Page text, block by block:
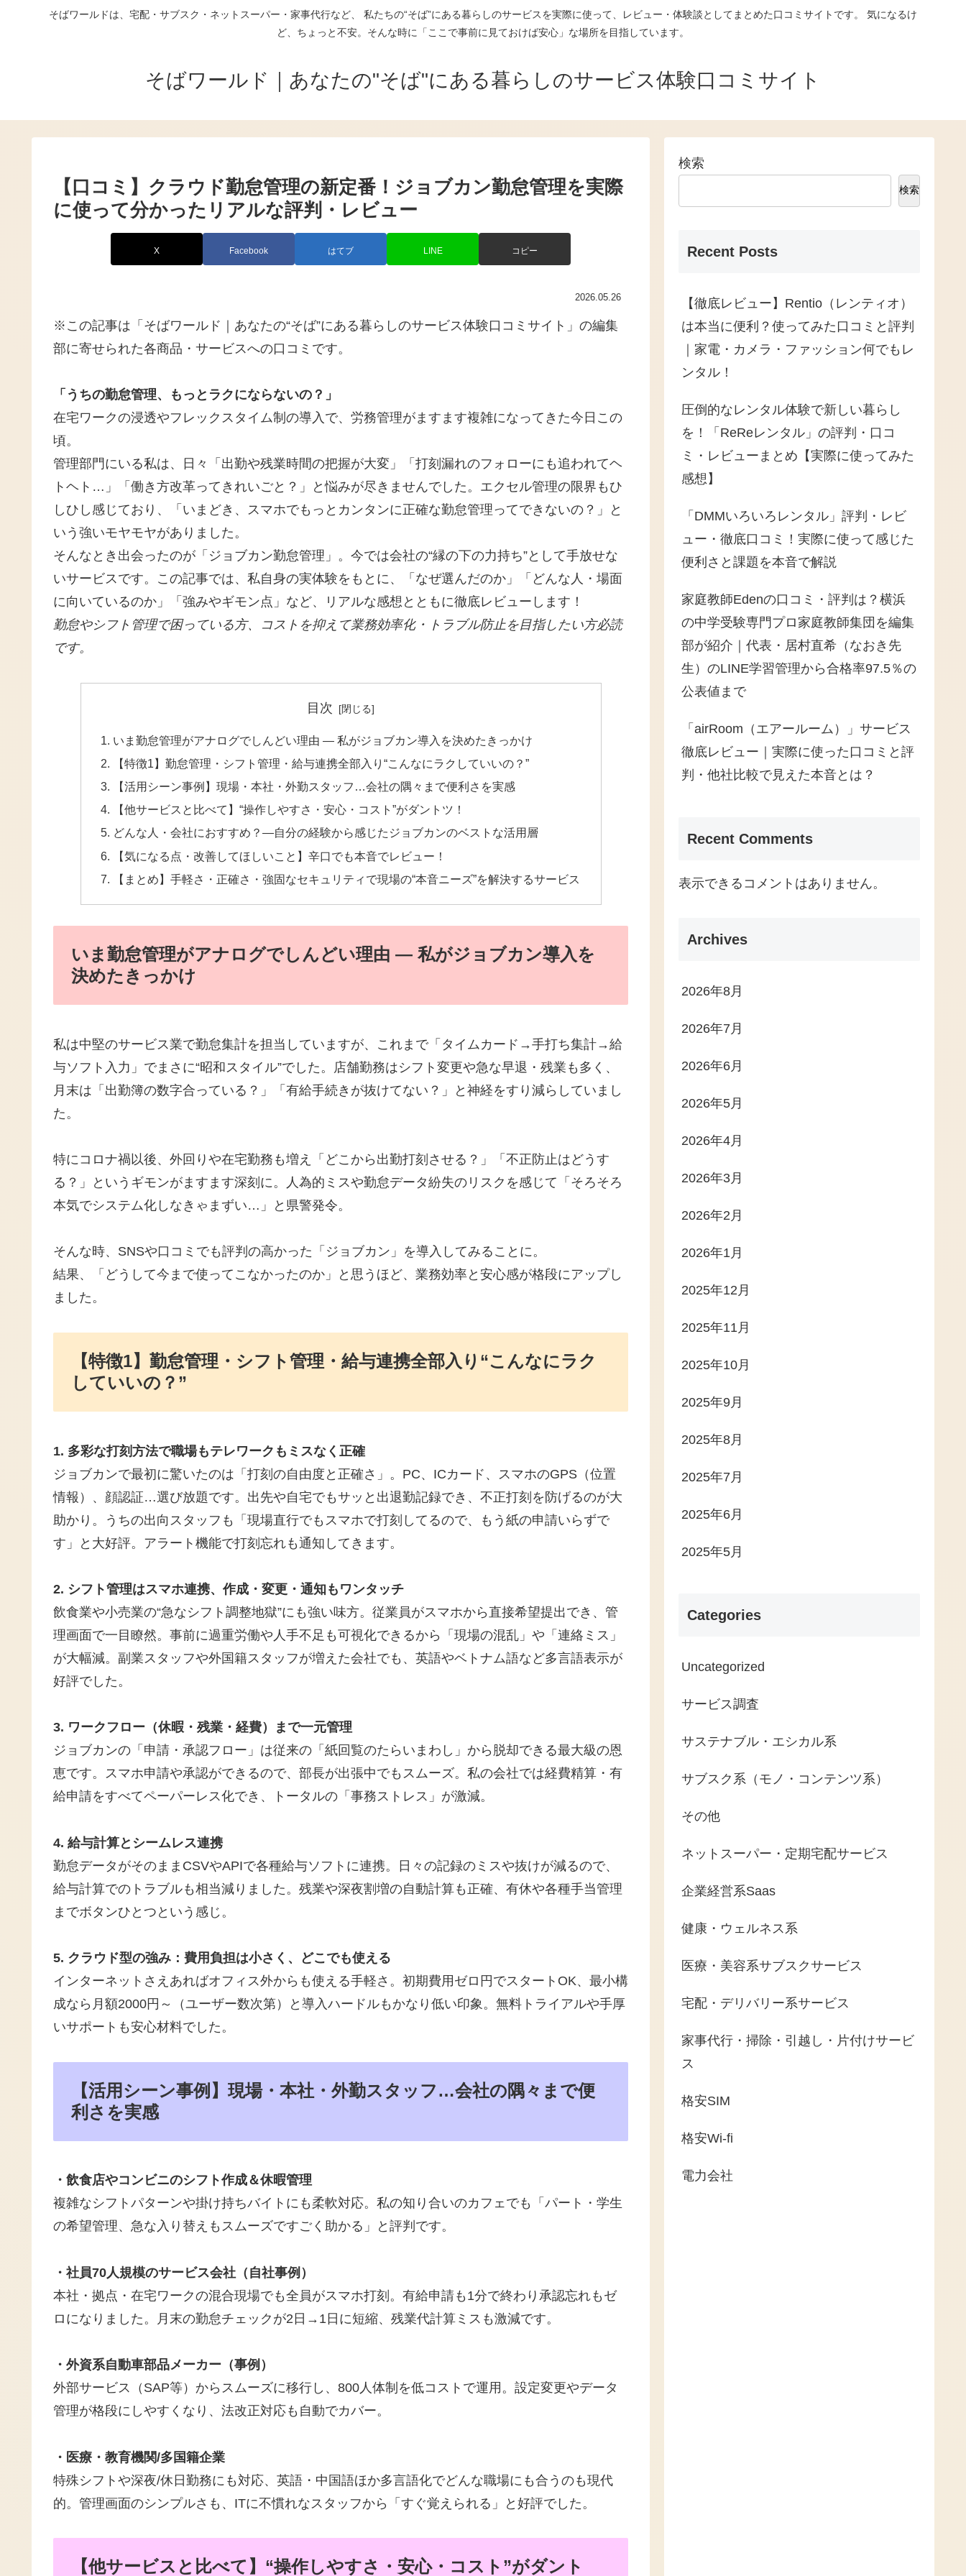
そばワールドは、宅配・サブスク・ネットスーパー・家事代行など、 私たちの“そば”にある暮らしのサービスを実際に使って、レビュー・体験談としてまとめた口コミサイトです。 気になるけ
ど、ちょっと不安。そんな時に「ここで事前に見ておけば安心」な場所を目指しています。
そばワールド｜あなたの"そば"にある暮らしのサービス体験口コミサイト
【口コミ】クラウド勤怠管理の新定番！ジョブカン勤怠管理を実際
に使って分かったリアルな評判・レビュー
X Facebook はてブ LINE コピー
2026.05.26
※この記事は「そばワールド｜あなたの“そば”にある暮らしのサービス体験口コミサイト」の編集
部に寄せられた各商品・サービスへの口コミです。
「うちの勤怠管理、もっとラクにならないの？」
在宅ワークの浸透やフレックスタイム制の導入で、労務管理がますます複雑になってきた今日この
頃。
管理部門にいる私は、日々「出勤や残業時間の把握が大変」「打刻漏れのフォローにも追われてヘ
トヘト…」「働き方改革ってきれいごと？」と悩みが尽きませんでした。エクセル管理の限界もひ
しひし感じており、「いまどき、スマホでもっとカンタンに正確な勤怠管理ってできないの？」と
いう強いモヤモヤがありました。
そんなとき出会ったのが「ジョブカン勤怠管理」。今では会社の“縁の下の力持ち”として手放せな
いサービスです。この記事では、私自身の実体験をもとに、「なぜ選んだのか」「どんな人・場面
に向いているのか」「強みやギモン点」など、リアルな感想とともに徹底レビューします！
勤怠やシフト管理で困っている方、コストを抑えて業務効率化・トラブル防止を目指したい方必読
です。
目次
いま勤怠管理がアナログでしんどい理由 ― 私がジョブカン導入を決めたきっかけ
【特徴1】勤怠管理・シフト管理・給与連携全部入り“こんなにラクしていいの？”
【活用シーン事例】現場・本社・外勤スタッフ…会社の隅々まで便利さを実感
【他サービスと比べて】“操作しやすさ・安心・コスト”がダントツ！
どんな人・会社におすすめ？―自分の経験から感じたジョブカンのベストな活用層
【気になる点・改善してほしいこと】辛口でも本音でレビュー！
【まとめ】手軽さ・正確さ・強固なセキュリティで現場の“本音ニーズ”を解決するサービス
いま勤怠管理がアナログでしんどい理由 ― 私がジョブカン導入を
決めたきっかけ
私は中堅のサービス業で勤怠集計を担当していますが、これまで「タイムカード→手打ち集計→給
与ソフト入力」でまさに“昭和スタイル”でした。店舗勤務はシフト変更や急な早退・残業も多く、
月末は「出勤簿の数字合っている？」「有給手続きが抜けてない？」と神経をすり減らしていまし
た。
特にコロナ禍以後、外回りや在宅勤務も増え「どこから出勤打刻させる？」「不正防止はどうす
る？」というギモンがますます深刻に。人為的ミスや勤怠データ紛失のリスクを感じて「そろそろ
本気でシステム化しなきゃまずい…」と県警発令。
そんな時、SNSや口コミでも評判の高かった「ジョブカン」を導入してみることに。
結果、「どうして今まで使ってこなかったのか」と思うほど、業務効率と安心感が格段にアップし
ました。
【特徴1】勤怠管理・シフト管理・給与連携全部入り“こんなにラク
していいの？”
1. 多彩な打刻方法で職場もテレワークもミスなく正確
ジョブカンで最初に驚いたのは「打刻の自由度と正確さ」。PC、ICカード、スマホのGPS（位置
情報）、顔認証…選び放題です。出先や自宅でもサッと出退勤記録でき、不正打刻を防げるのが大
助かり。うちの出向スタッフも「現場直行でもスマホで打刻してるので、もう紙の申請いらずで
す」と大好評。アラート機能で打刻忘れも通知してきます。
2. シフト管理はスマホ連携、作成・変更・通知もワンタッチ
飲食業や小売業の“急なシフト調整地獄”にも強い味方。従業員がスマホから直接希望提出でき、管
理画面で一目瞭然。事前に過重労働や人手不足も可視化できるから「現場の混乱」や「連絡ミス」
が大幅減。副業スタッフや外国籍スタッフが増えた会社でも、英語やベトナム語など多言語表示が
好評でした。
3. ワークフロー（休暇・残業・経費）まで一元管理
ジョブカンの「申請・承認フロー」は従来の「紙回覧のたらいまわし」から脱却できる最大級の恩
恵です。スマホ申請や承認ができるので、部長が出張中でもスムーズ。私の会社では経費精算・有
給申請をすべてペーパーレス化でき、トータルの「事務ストレス」が激減。
4. 給与計算とシームレス連携
勤怠データがそのままCSVやAPIで各種給与ソフトに連携。日々の記録のミスや抜けが減るので、
給与計算でのトラブルも相当減りました。残業や深夜割増の自動計算も正確、有休や各種手当管理
までボタンひとつという感じ。
5. クラウド型の強み：費用負担は小さく、どこでも使える
インターネットさえあればオフィス外からも使える手軽さ。初期費用ゼロ円でスタートOK、最小構
成なら月額2000円～（ユーザー数次第）と導入ハードルもかなり低い印象。無料トライアルや手厚
いサポートも安心材料でした。
【活用シーン事例】現場・本社・外勤スタッフ…会社の隅々まで便
利さを実感
・飲食店やコンビニのシフト作成＆休暇管理
複雑なシフトパターンや掛け持ちバイトにも柔軟対応。私の知り合いのカフェでも「パート・学生
の希望管理、急な入り替えもスムーズですごく助かる」と評判です。
・社員70人規模のサービス会社（自社事例）
本社・拠点・在宅ワークの混合現場でも全員がスマホ打刻。有給申請も1分で終わり承認忘れもゼ
ロになりました。月末の勤怠チェックが2日→1日に短縮、残業代計算ミスも激減です。
・外資系自動車部品メーカー（事例）
外部サービス（SAP等）からスムーズに移行し、800人体制を低コストで運用。設定変更やデータ
管理が格段にしやすくなり、法改正対応も自動でカバー。
・医療・教育機関/多国籍企業
特殊シフトや深夜/休日勤務にも対応、英語・中国語ほか多言語化でどんな職場にも合うのも現代
的。管理画面のシンプルさも、ITに不慣れなスタッフから「すぐ覚えられる」と好評でした。
【他サービスと比べて】“操作しやすさ・安心・コスト”がダント
検索
検索
Recent Posts
【徹底レビュー】Rentio（レンティオ）
は本当に便利？使ってみた口コミと評判
｜家電・カメラ・ファッション何でもレ
ンタル！
圧倒的なレンタル体験で新しい暮らし
を！「ReReレンタル」の評判・口コ
ミ・レビューまとめ【実際に使ってみた
感想】
「DMMいろいろレンタル」評判・レビ
ュー・徹底口コミ！実際に使って感じた
便利さと課題を本音で解説
家庭教師Edenの口コミ・評判は？横浜
の中学受験専門プロ家庭教師集団を編集
部が紹介｜代表・居村直希（なおき先
生）のLINE学習管理から合格率97.5％の
公表値まで
「airRoom（エアールーム）」サービス
徹底レビュー｜実際に使った口コミと評
判・他社比較で見えた本音とは？
Recent Comments
表示できるコメントはありません。
Archives
2026年8月
2026年7月
2026年6月
2026年5月
2026年4月
2026年3月
2026年2月
2026年1月
2025年12月
2025年11月
2025年10月
2025年9月
2025年8月
2025年7月
2025年6月
2025年5月
Categories
Uncategorized
サービス調査
サステナブル・エシカル系
サブスク系（モノ・コンテンツ系）
その他
ネットスーパー・定期宅配サービス
企業経営系Saas
健康・ウェルネス系
医療・美容系サブスクサービス
宅配・デリバリー系サービス
家事代行・掃除・引越し・片付けサービ
ス
格安SIM
格安Wi-fi
電力会社